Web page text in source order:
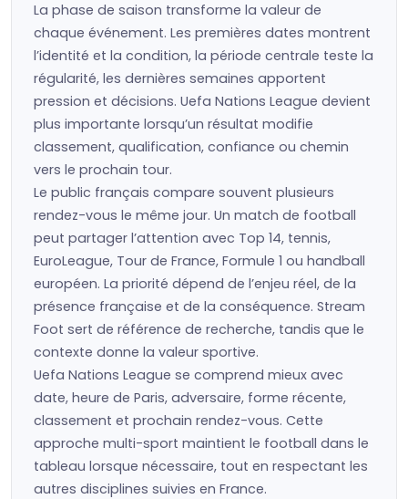
La phase de saison transforme la valeur de
chaque événement. Les premières dates montrent
l’identité et la condition, la période centrale teste la
régularité, les dernières semaines apportent
pression et décisions. Uefa Nations League devient
plus importante lorsqu’un résultat modifie
classement, qualification, confiance ou chemin
vers le prochain tour.
Le public français compare souvent plusieurs
rendez-vous le même jour. Un match de football
peut partager l’attention avec Top 14, tennis,
EuroLeague, Tour de France, Formule 1 ou handball
européen. La priorité dépend de l’enjeu réel, de la
présence française et de la conséquence. Stream
Foot sert de référence de recherche, tandis que le
contexte donne la valeur sportive.
Uefa Nations League se comprend mieux avec
date, heure de Paris, adversaire, forme récente,
classement et prochain rendez-vous. Cette
approche multi-sport maintient le football dans le
tableau lorsque nécessaire, tout en respectant les
autres disciplines suivies en France.